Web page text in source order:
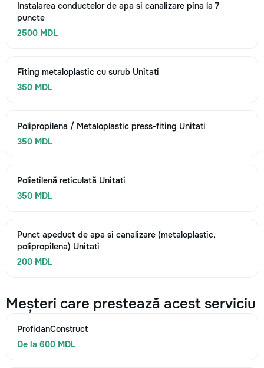
Instalarea conductelor de apa si canalizare pina la 7
puncte
2500 MDL
Fiting metaloplastic cu surub Unitati
350 MDL
Polipropilena / Metaloplastic press-fiting Unitati
350 MDL
Polietilenă reticulată Unitati
350 MDL
Punct apeduct de apa si canalizare (metaloplastic,
polipropilena) Unitati
200 MDL
Meșteri care prestează acest serviciu
ProfidanConstruct
De la 600 MDL